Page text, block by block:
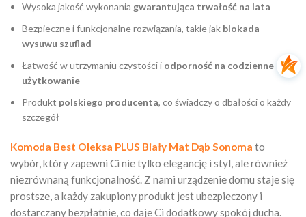
Wysoka jakość wykonania gwarantująca trwałość na lata
Bezpieczne i funkcjonalne rozwiązania, takie jak blokada
wysuwu szuflad
Łatwość w utrzymaniu czystości i odporność na codzienne
użytkowanie
Produkt polskiego producenta, co świadczy o dbałości o każdy
szczegół
Komoda Best Oleksa PLUS Biały Mat Dąb Sonoma to
wybór, który zapewni Ci nie tylko elegancję i styl, ale również
niezrównaną funkcjonalność. Z nami urządzenie domu staje się
prostsze, a każdy zakupiony produkt jest ubezpieczony i
dostarczany bezpłatnie, co daje Ci dodatkowy spokój ducha.